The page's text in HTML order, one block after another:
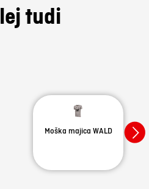
tudi
Moška majica WALD